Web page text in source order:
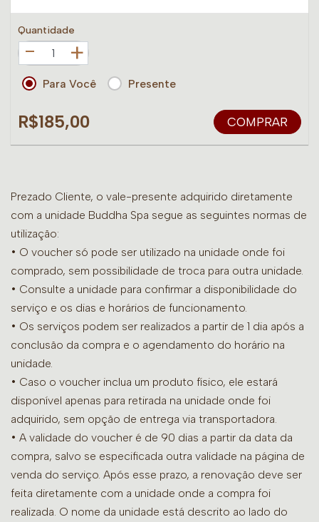
Quantidade
+
Para Você Presente
R$185,00 COMPRAR
Prezado Cliente, o vale-presente adquirido diretamente
com a unidade Buddha Spa segue as seguintes normas de
utilização:
• O voucher só pode ser utilizado na unidade onde foi
comprado, sem possibilidade de troca para outra unidade.
• Consulte a unidade para confirmar a disponibilidade do
serviço e os dias e horários de funcionamento.
• Os serviços podem ser realizados a partir de 1 dia após a
conclusão da compra e o agendamento do horário na
unidade.
• Caso o voucher inclua um produto físico, ele estará
disponível apenas para retirada na unidade onde foi
adquirido, sem opção de entrega via transportadora.
• A validade do voucher é de 90 dias a partir da data da
compra, salvo se especificada outra validade na página de
venda do serviço. Após esse prazo, a renovação deve ser
feita diretamente com a unidade onde a compra foi
realizada. O nome da unidade está descrito ao lado do